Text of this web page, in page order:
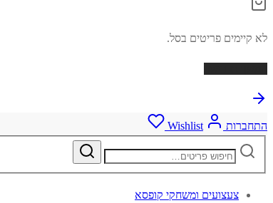
לא קיימים פריטים בסל.
התחברות
Wishlist
מחפש
צעצועים ומשחקי קופסא